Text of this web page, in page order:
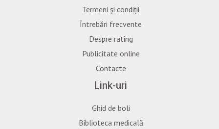
Termeni și condiții
Întrebări frecvente
Despre rating
Publicitate online
Contacte
Link-uri
Ghid de boli
Biblioteca medicală